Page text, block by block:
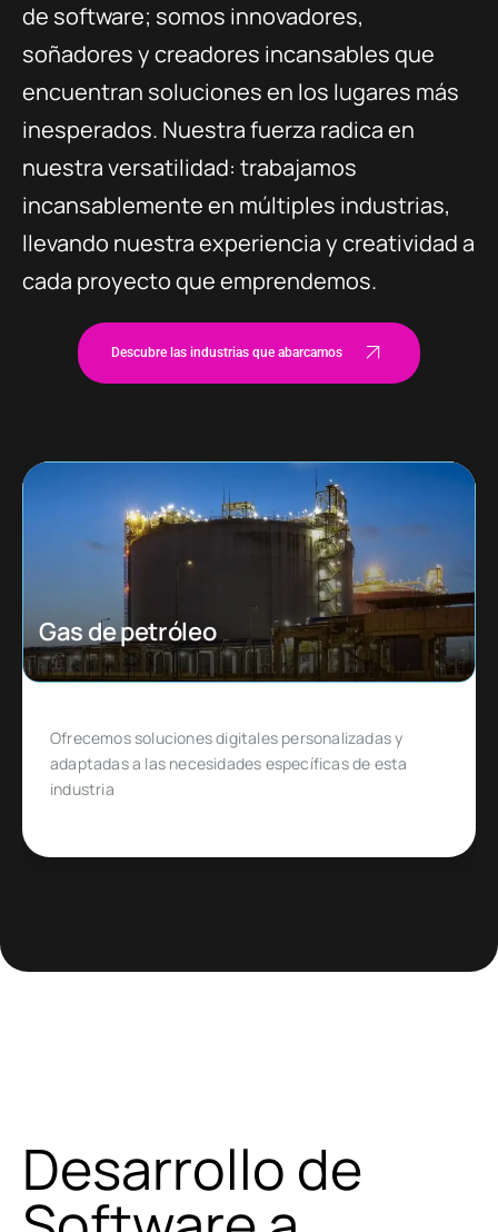
de software; somos innovadores,
soñadores y creadores incansables que
encuentran soluciones en los lugares más
inesperados. Nuestra fuerza radica en
nuestra versatilidad: trabajamos
incansablemente en múltiples industrias,
llevando nuestra experiencia y creatividad a
cada proyecto que emprendemos.
Descubre las industrias que abarcamos
Ecommerce
Diseñado para emprendedores y empresas que
quieren ingresar o expandirse en un mercado de
comercio electrónico muy específico
Desarrollo de